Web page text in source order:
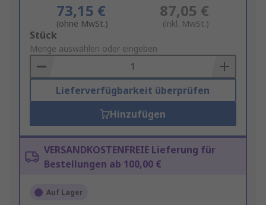
73,15 €
(ohne MwSt.)
87,05 €
(inkl. MwSt.)
Add
to
Basket
Stück
Menge auswählen oder eingeben
Lieferverfügbarkeit überprüfen
Hinzufügen
VERSANDKOSTENFREIE Lieferung für
Bestellungen ab 100,00 €
Auf Lager